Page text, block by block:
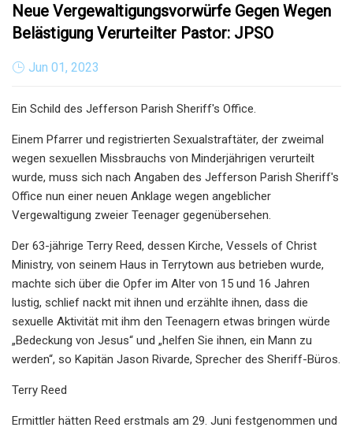
Neue Vergewaltigungsvorwürfe Gegen Wegen
Belästigung Verurteilter Pastor: JPSO
Jun 01, 2023
Ein Schild des Jefferson Parish Sheriff's Office.
Einem Pfarrer und registrierten Sexualstraftäter, der zweimal
wegen sexuellen Missbrauchs von Minderjährigen verurteilt
wurde, muss sich nach Angaben des Jefferson Parish Sheriff's
Office nun einer neuen Anklage wegen angeblicher
Vergewaltigung zweier Teenager gegenübersehen.
Der 63-jährige Terry Reed, dessen Kirche, Vessels of Christ
Ministry, von seinem Haus in Terrytown aus betrieben wurde,
machte sich über die Opfer im Alter von 15 und 16 Jahren
lustig, schlief nackt mit ihnen und erzählte ihnen, dass die
sexuelle Aktivität mit ihm den Teenagern etwas bringen würde
„Bedeckung von Jesus“ und „helfen Sie ihnen, ein Mann zu
werden“, so Kapitän Jason Rivarde, Sprecher des Sheriff-Büros.
Terry Reed
Ermittler hätten Reed erstmals am 29. Juni festgenommen und